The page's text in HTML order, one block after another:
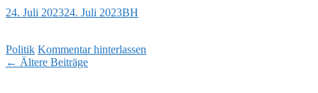
24. Juli 202324. Juli 2023BH
Politik Kommentar hinterlassen
Beitragsnavigation
← Ältere Beiträge